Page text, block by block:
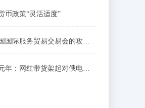
币政策“灵活适度”
个人参加2020年中国国际服务贸易交易会的攻略来喽！
外贸跨境电商直播元年：网红带货架起对俄电商销售新通道